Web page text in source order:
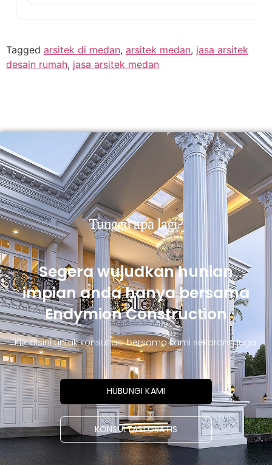
Tagged arsitek di medan, arsitek medan, jasa arsitek
desain rumah, jasa arsitek medan
Tunggu apa lagi?
Segera wujudkan hunian
impian anda hanya bersama
Endymion Construction
Klik disini untuk konsultasi bersama kami sekarang juga.
HUBUNGI KAMI
KONSULTASI GRATIS